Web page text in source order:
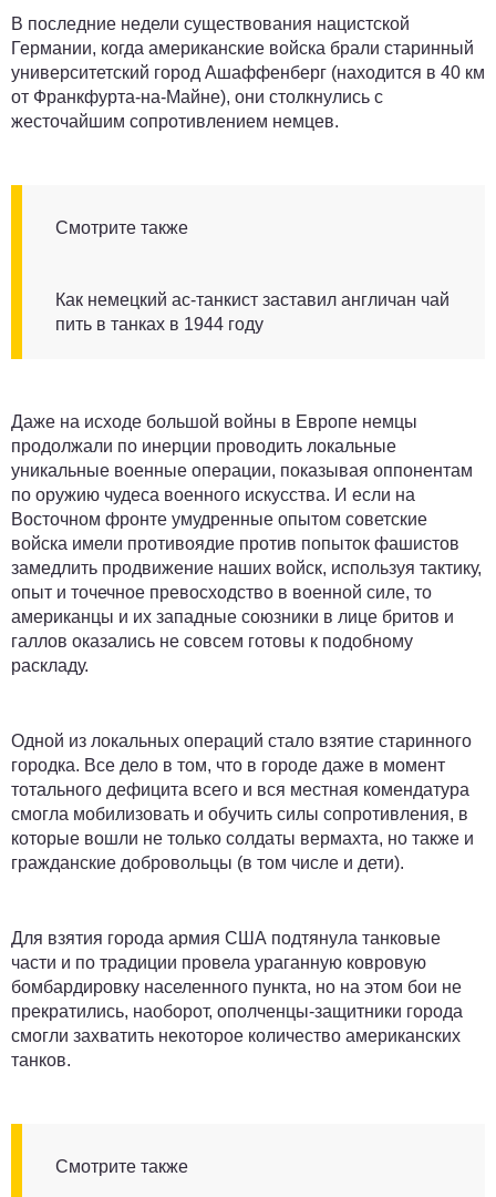
В последние недели существования нацистской
Германии, когда американские войска брали старинный
университетский город Ашаффенберг (находится в 40 км
от Франкфурта-на-Майне), они столкнулись с
жесточайшим сопротивлением немцев.
Смотрите также
Как немецкий ас-танкист заставил англичан чай
пить в танках в 1944 году
Даже на исходе большой войны в Европе немцы
продолжали по инерции проводить локальные
уникальные военные операции, показывая оппонентам
по оружию чудеса военного искусства. И если на
Восточном фронте умудренные опытом советские
войска имели противоядие против попыток фашистов
замедлить продвижение наших войск, используя тактику,
опыт и точечное превосходство в военной силе, то
американцы и их западные союзники в лице бритов и
галлов оказались не совсем готовы к подобному
раскладу.
Одной из локальных операций стало взятие старинного
городка. Все дело в том, что в городе даже в момент
тотального дефицита всего и вся местная комендатура
смогла мобилизовать и обучить силы сопротивления, в
которые вошли не только солдаты вермахта, но также и
гражданские добровольцы (в том числе и дети).
Для взятия города армия США подтянула танковые
части и по традиции провела ураганную ковровую
бомбардировку населенного пункта, но на этом бои не
прекратились, наоборот, ополченцы-защитники города
смогли захватить некоторое количество американских
танков.
Смотрите также